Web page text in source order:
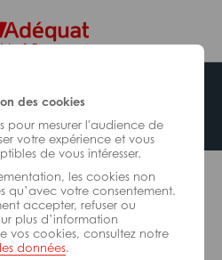
des cookies
pour mesurer l'audience de
votre expérience et vous
de vous intéresser.
les cookies non
qu’avec votre consentement.
accepter, refuser ou
plus d’information
vos cookies, consultez notre
données.
tentez de consulter n’est
missions peuvent vous
toutes nos offres.